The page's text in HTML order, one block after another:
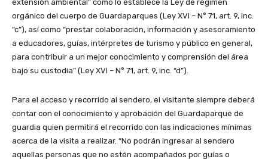
extensión ambiental” como lo establece la Ley de régimen
orgánico del cuerpo de Guardaparques (Ley XVI – N° 71, art. 9, inc.
“c”), así como “prestar colaboración, información y asesoramiento
a educadores, guías, intérpretes de turismo y público en general,
para contribuir a un mejor conocimiento y comprensión del área
bajo su custodia” (Ley XVI – N° 71, art. 9, inc. “d”).
Para el acceso y recorrido al sendero, el visitante siempre deberá
contar con el conocimiento y aprobación del Guardaparque de
guardia quien permitirá el recorrido con las indicaciones mínimas
acerca de la visita a realizar. “No podrán ingresar al sendero
aquellas personas que no estén acompañados por guías o